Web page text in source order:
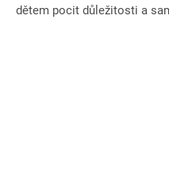
dětem pocit důležitosti a